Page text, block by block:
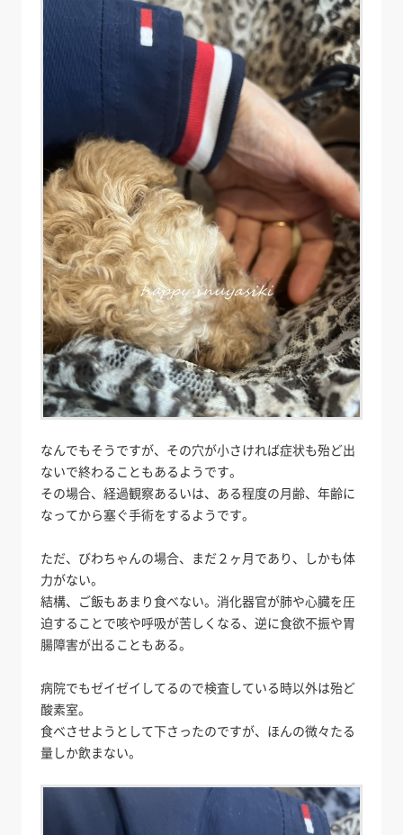
なんでもそうですが、その穴が小さければ症状も殆ど出
ないで終わることもあるようです。
その場合、経過観察あるいは、ある程度の月齢、年齢に
なってから塞ぐ手術をするようです。
ただ、びわちゃんの場合、まだ２ヶ月であり、しかも体
力がない。
結構、ご飯もあまり食べない。消化器官が肺や心臓を圧
迫することで咳や呼吸が苦しくなる、逆に食欲不振や胃
腸障害が出ることもある。
病院でもゼイゼイしてるので検査している時以外は殆ど
酸素室。
食べさせようとして下さったのですが、ほんの微々たる
量しか飲まない。